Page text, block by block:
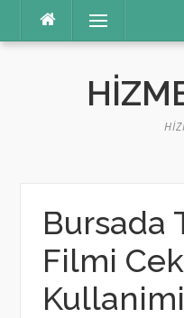
Menü
Bursada
Filmi
Kullanimi